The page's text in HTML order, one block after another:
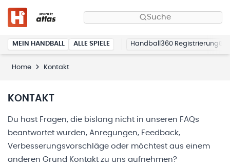
Suche
MEIN HANDBALL ALLE SPIELE Handball360 Registrierung
Home Kontakt
KONTAKT
Du hast Fragen, die bislang nicht in unseren FAQs
beantwortet wurden, Anregungen, Feedback,
Verbesserungsvorschläge oder möchtest aus einem
anderen Grund Kontakt zu uns aufnehmen?